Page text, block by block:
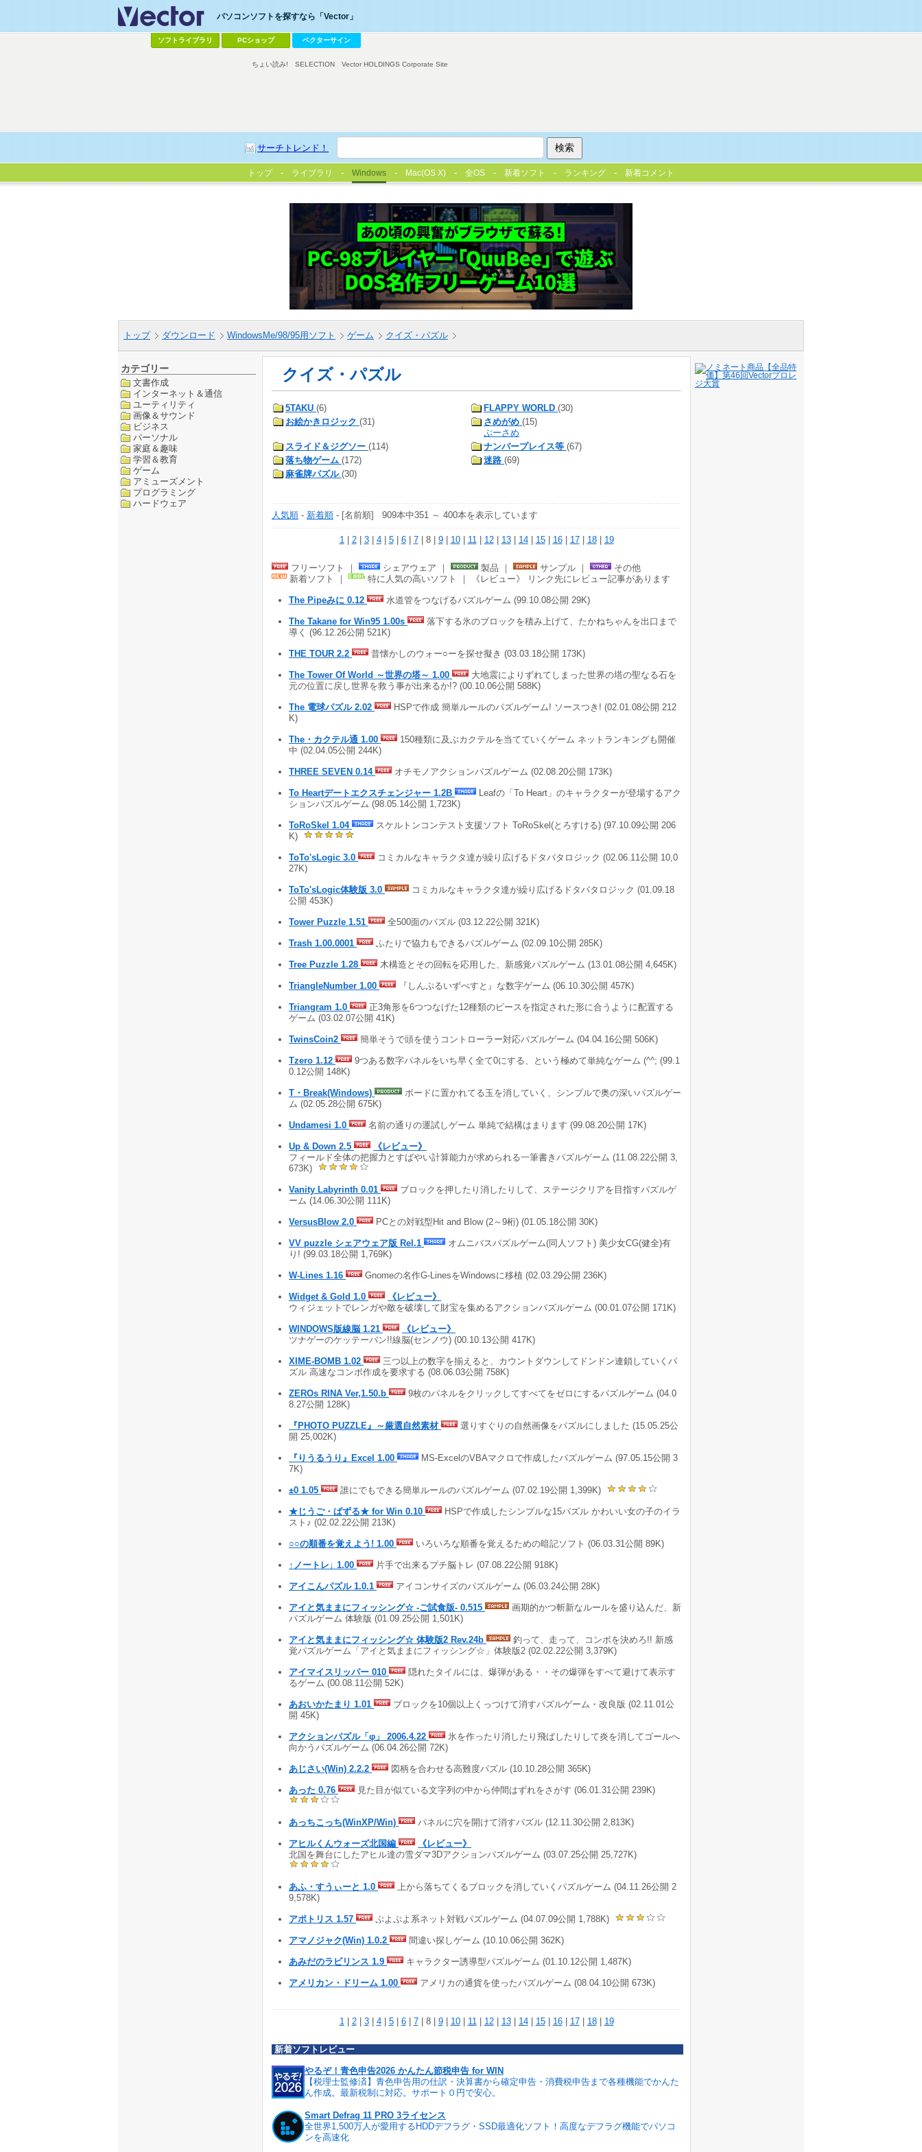
パソコンソフトを探すなら「Vector」
ソフトライブラリ PCショップ ベクターサイン
サーチトレンド！
ちょい読み! SELECTION Vector HOLDINGS Corporate Site
トップ ライブラリ Windows Mac(OS X) 全OS 新着ソフト ランキング 新着コメント
トップ ダウンロード WindowsMe/98/95用ソフト ゲーム クイズ・パズル
カテゴリー
文書作成
インターネット＆通信
ユーティリティ
画像＆サウンド
ビジネス
パーソナル
家庭＆趣味
学習＆教育
ゲーム
アミューズメント
プログラミング
ハードウェア
クイズ・パズル
5TAKU (6) FLAPPY WORLD (30)
お絵かきロジック (31) さめがめ (15)
ぷーさめ
スライド＆ジグソー (114) ナンバープレイス等 (67)
落ち物ゲーム (172) 迷路 (69)
麻雀牌パズル (30)
人気順 - 新着順 - [名前順] 909本中351 ～ 400本を表示しています
1 | 2| 3| 4| 5| 6| 7| 8 | 9| 10| 11 | 12| 13| 14| 15| 16| 17| 18| 19
フリーソフト ｜ シェアウェア ｜ 製品 ｜ サンプル ｜
その他
新着ソフト ｜
特に人気の高いソフト ｜ 《レビュー》 リンク先にレビュー記事があります
The Pipeみに 0.12 水道管をつなげるパズルゲーム (99.10.08公開 29K)
The Takane for Win95 1.00s
落下する氷のブロックを積み上げて、たかねちゃんを出口まで
導く (96.12.26公開 521K)
THE TOUR 2.2 昔懐かしのウォー○ーを探せ擬き (03.03.18公開 173K)
The Tower Of World ～世界の塔～ 1.00
大地震によりずれてしまった世界の塔の聖なる石を
元の位置に戻し世界を救う事が出来るか!? (00.10.06公開 588K)
The 電球パズル 2.02
HSPで作成 簡単ルールのパズルゲーム! ソースつき! (02.01.08公開 212
K)
The・カクテル通 1.00
150種類に及ぶカクテルを当てていくゲーム ネットランキングも開催
中 (02.04.05公開 244K)
THREE SEVEN 0.14 オチモノアクションパズルゲーム (02.08.20公開 173K)
To Heartデートエクスチェンジャー 1.2B
Leafの「To Heart」のキャラクターが登場するアク
ションパズルゲーム (98.05.14公開 1,723K)
ToRoSkel 1.04
スケルトンコンテスト支援ソフト ToRoSkel(とろすける) (97.10.09公開 206
K)
ToTo'sLogic 3.0
コミカルなキャラクタ達が繰り広げるドタバタロジック (02.06.11公開 10,0
27K)
ToTo'sLogic体験版 3.0
コミカルなキャラクタ達が繰り広げるドタバタロジック (01.09.18
公開 453K)
Tower Puzzle 1.51 全500面のパズル (03.12.22公開 321K)
Trash 1.00.0001 ふたりで協力もできるパズルゲーム (02.09.10公開 285K)
Tree Puzzle 1.28 木構造とその回転を応用した、新感覚パズルゲーム (13.01.08公開 4,645K)
TriangleNumber 1.00 『しんぷるいずべすと』な数字ゲーム (06.10.30公開 457K)
Triangram 1.0
正3角形を6つつなげた12種類のピースを指定された形に合うように配置する
ゲーム (03.02.07公開 41K)
TwinsCoin2 簡単そうで頭を使うコントローラー対応パズルゲーム (04.04.16公開 506K)
Tzero 1.12
9つある数字パネルをいち早く全て0にする、という極めて単純なゲーム (^^; (99.1
0.12公開 148K)
T・Break(Windows)
ボードに置かれてる玉を消していく、シンプルで奥の深いパズルゲー
ム (02.05.28公開 675K)
Undamesi 1.0 名前の通りの運試しゲーム 単純で結構はまります (99.08.20公開 17K)
Up & Down 2.5
《レビュー》
フィールド全体の把握力とすばやい計算能力が求められる一筆書きパズルゲーム (11.08.22公開 3,
673K)
Vanity Labyrinth 0.01
ブロックを押したり消したりして、ステージクリアを目指すパズルゲ
ーム (14.06.30公開 111K)
VersusBlow 2.0 PCとの対戦型Hit and Blow (2～9桁) (01.05.18公開 30K)
VV puzzle シェアウェア版 Rel.1
オムニバスパズルゲーム(同人ソフト) 美少女CG(健全)有
り! (99.03.18公開 1,769K)
W-Lines 1.16 Gnomeの名作G-LinesをWindowsに移植 (02.03.29公開 236K)
Widget & Gold 1.0
《レビュー》
ウィジェットでレンガや敵を破壊して財宝を集めるアクションパズルゲーム (00.01.07公開 171K)
WINDOWS版線脳 1.21
《レビュー》
ツナゲーのケッテーバン!!線脳(センノウ) (00.10.13公開 417K)
XIME-BOMB 1.02
三つ以上の数字を揃えると、カウントダウンしてドンドン連鎖していくパ
ズル 高速なコンボ作成を要求する (08.06.03公開 758K)
ZEROs RINA Ver,1.50.b
9枚のパネルをクリックしてすべてをゼロにするパズルゲーム (04.0
8.27公開 128K)
『PHOTO PUZZLE』～厳選自然素材
選りすぐりの自然画像をパズルにしました (15.05.25公
開 25,002K)
『りうるうり』Excel 1.00
MS-ExcelのVBAマクロで作成したパズルゲーム (97.05.15公開 3
7K)
±0 1.05 誰にでもできる簡単ルールのパズルゲーム (07.02.19公開 1,399K)
★じうご・ぱずる★ for Win 0.10
HSPで作成したシンプルな15パズル かわいい女の子のイラ
スト♪ (02.02.22公開 213K)
○○の順番を覚えよう! 1.00 いろいろな順番を覚えるための暗記ソフト (06.03.31公開 89K)
↑ノートレ↓ 1.00 片手で出来るプチ脳トレ (07.08.22公開 918K)
アイこんパズル 1.0.1 アイコンサイズのパズルゲーム (06.03.24公開 28K)
アイと気ままにフィッシング☆ -ご試食版- 0.515
画期的かつ斬新なルールを盛り込んだ、新
パズルゲーム 体験版 (01.09.25公開 1,501K)
アイと気ままにフィッシング☆ 体験版2 Rev.24b
釣って、走って、コンボを決めろ!! 新感
覚パズルゲーム「アイと気ままにフィッシング☆」体験版2 (02.02.22公開 3,379K)
アイマイスリッパー 010
隠れたタイルには、爆弾がある・・その爆弾をすべて避けて表示す
るゲーム (00.08.11公開 52K)
あおいかたまり 1.01
ブロックを10個以上くっつけて消すパズルゲーム・改良版 (02.11.01公
開 45K)
アクションパズル「φ」 2006.4.22
氷を作ったり消したり飛ばしたりして炎を消してゴールへ
向かうパズルゲーム (06.04.26公開 72K)
あじさい(Win) 2.2.2 図柄を合わせる高難度パズル (10.10.28公開 365K)
あった 0.76 見た目が似ている文字列の中から仲間はずれをさがす (06.01.31公開 239K)
あっちこっち(WinXP/Win) パネルに穴を開けて消すパズル (12.11.30公開 2,813K)
アヒルくんウォーズ北国編
《レビュー》
北国を舞台にしたアヒル達の雪ダマ3Dアクションパズルゲーム (03.07.25公開 25,727K)
あふ・すうぃーと 1.0
上から落ちてくるブロックを消していくパズルゲーム (04.11.26公開 2
9,578K)
アポトリス 1.57 ぷよぷよ系ネット対戦パズルゲーム (04.07.09公開 1,788K)
アマノジャク(Win) 1.0.2 間違い探しゲーム (10.10.06公開 362K)
あみだのラビリンス 1.9 キャラクター誘導型パズルゲーム (01.10.12公開 1,487K)
アメリカン・ドリーム 1.00 アメリカの通貨を使ったパズルゲーム (08.04.10公開 673K)
1 | 2| 3| 4| 5| 6| 7| 8 | 9| 10| 11 | 12| 13| 14| 15| 16| 17| 18| 19
新着ソフトレビュー
やるぞ！青色申告2026 かんたん節税申告 for WIN
【税理士監修済】青色申告用の仕訳・決算書から確定申告・消費税申告まで各種機能でかんた
ん作成。最新税制に対応。サポート０円で安心。
Smart Defrag 11 PRO 3ライセンス
全世界1,500万人が愛用するHDDデフラグ・SSD最適化ソフト！高度なデフラグ機能でパソコ
ンを高速化